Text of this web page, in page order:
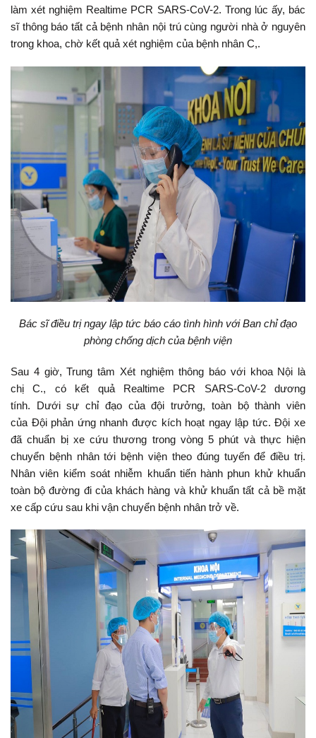
làm xét nghiệm Realtime PCR SARS-CoV-2. Trong lúc ấy, bác
sĩ thông báo tất cả bệnh nhân nội trú cùng người nhà ở nguyên
trong khoa, chờ kết quả xét nghiệm của bệnh nhân C,.
Bác sĩ điều trị ngay lập tức báo cáo tình hình với Ban chỉ đạo
phòng chống dịch của bệnh viện
Sau 4 giờ, Trung tâm Xét nghiệm thông báo với khoa Nội là
chị C., có kết quả Realtime PCR SARS-CoV-2 dương
tính. Dưới sự chỉ đạo của đội trưởng, toàn bộ thành viên
của Đội phản ứng nhanh được kích hoạt ngay lập tức. Đội xe
đã chuẩn bị xe cứu thương trong vòng 5 phút và thực hiện
chuyển bệnh nhân tới bệnh viện theo đúng tuyến để điều trị.
Nhân viên kiểm soát nhiễm khuẩn tiến hành phun khử khuẩn
toàn bộ đường đi của khách hàng và khử khuẩn tất cả bề mặt
xe cấp cứu sau khi vận chuyển bệnh nhân trở về.